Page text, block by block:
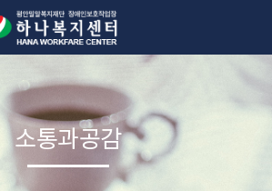
소통과공감